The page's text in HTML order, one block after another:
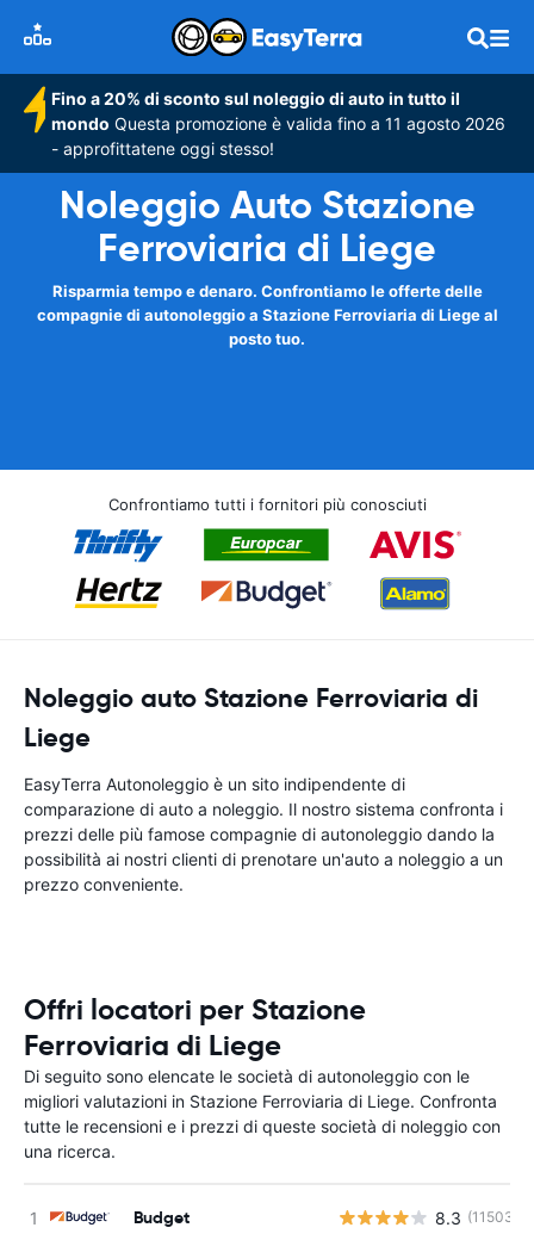
Fino a 20% di sconto sul noleggio di auto in tutto il
mondo Questa promozione è valida fino a 11 agosto 2026
- approfittatene oggi stesso!
Noleggio Auto Stazione
Ferroviaria di Liege
Risparmia tempo e denaro. Confrontiamo le offerte delle
compagnie di autonoleggio a Stazione Ferroviaria di Liege al
posto tuo.
Confrontiamo tutti i fornitori più conosciuti
Noleggio auto Stazione Ferroviaria di
Liege
EasyTerra Autonoleggio è un sito indipendente di
comparazione di auto a noleggio. Il nostro sistema confronta i
prezzi delle più famose compagnie di autonoleggio dando la
possibilità ai nostri clienti di prenotare un'auto a noleggio a un
prezzo conveniente.
Offri locatori per Stazione
Ferroviaria di Liege
Di seguito sono elencate le società di autonoleggio con le
migliori valutazioni in Stazione Ferroviaria di Liege. Confronta
tutte le recensioni e i prezzi di queste società di noleggio con
una ricerca.
Budget 8.3 (11503)